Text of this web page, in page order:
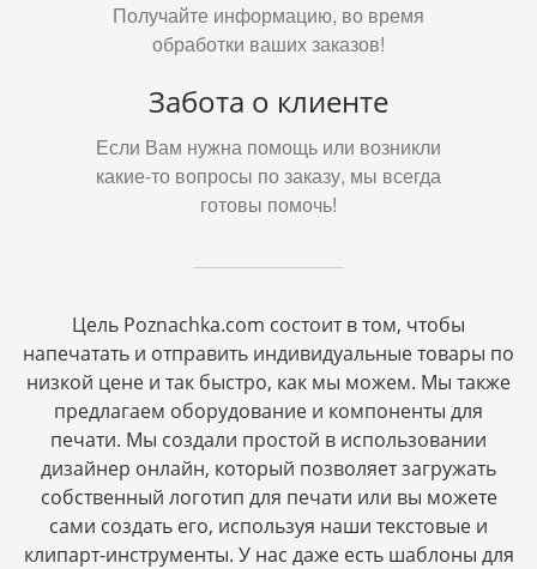
Получайте информацию, во время
обработки ваших заказов!
Забота о клиенте
Если Вам нужна помощь или возникли
какие-то вопросы по заказу, мы всегда
готовы помочь!
Цель Poznachka.com состоит в том, чтобы
напечатать и отправить индивидуальные товары по
низкой цене и так быстро, как мы можем. Мы также
предлагаем оборудование и компоненты для
печати. Мы создали простой в использовании
дизайнер онлайн, который позволяет загружать
собственный логотип для печати или вы можете
сами создать его, используя наши текстовые и
клипарт-инструменты. У нас даже есть шаблоны для